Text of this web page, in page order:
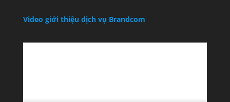
Video giới thiệu dịch vụ Brandcom